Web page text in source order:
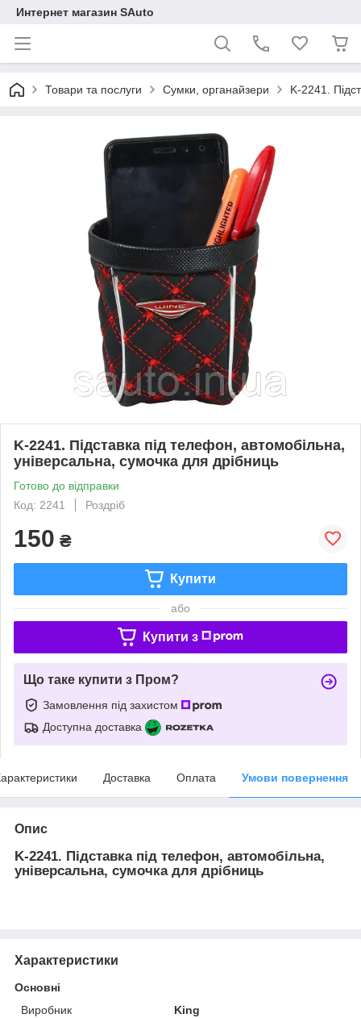
Интернет магазин SAuto
Товари та послуги Сумки, органайзери K-2241.
K-2241. Підставка під телефон, автомобільна,
універсальна, сумочка для дрібниць
Готово до відправки
Код: 2241
Роздріб
150 ₴
Купити
або
Купити з
Що таке купити з Пром?
Замовлення під захистом
Доступна доставка
Доставка Оплата Умови повернення
Опис
K-2241. Підставка під телефон, автомобільна,
універсальна, сумочка для дрібниць
Характеристики
Основні
Виробник
King